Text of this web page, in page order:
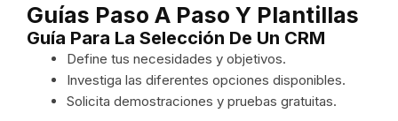
Guías Paso A Paso Y Plantillas
Guía Para La Selección De Un CRM
Define tus necesidades y objetivos.
Investiga las diferentes opciones disponibles.
Solicita demostraciones y pruebas gratuitas.